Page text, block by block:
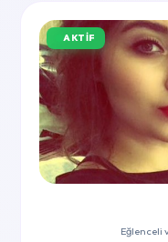
AKTIF
Eğlenceli